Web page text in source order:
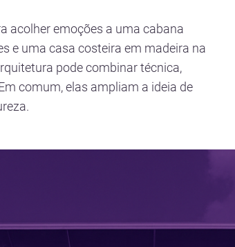
acolher emoções a uma cabana
e uma casa costeira em madeira na
pode combinar técnica,
comum, elas ampliam a ideia de